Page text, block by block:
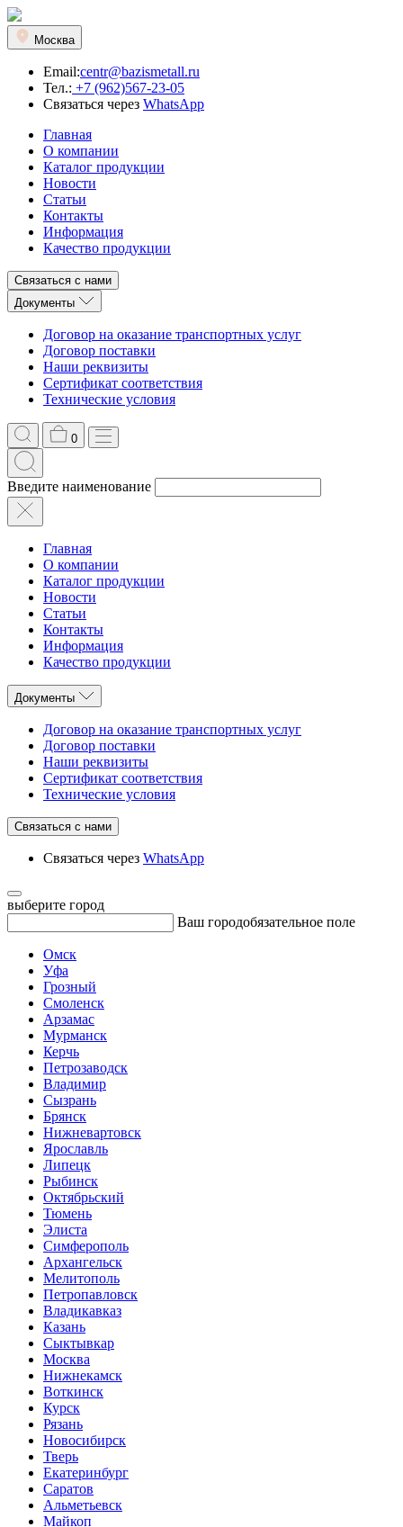
Москва
Email:centr@bazismetall.ru
Тел.: +7 (962)567-23-05
Связаться через WhatsApp
Главная
О компании
Каталог продукции
Новости
Статьи
Контакты
Информация
Качество продукции
Связаться с нами
Документы
Договор на оказание транспортных услуг
Договор поставки
Наши реквизиты
Сертификат соответствия
Технические условия
0
Введите наименование
Главная
О компании
Каталог продукции
Новости
Статьи
Контакты
Информация
Качество продукции
Документы
Договор на оказание транспортных услуг
Договор поставки
Наши реквизиты
Сертификат соответствия
Технические условия
Связаться с нами
Связаться через WhatsApp
выберите город
Ваш городобязательное поле
Омск
Уфа
Грозный
Смоленск
Арзамас
Мурманск
Керчь
Петрозаводск
Владимир
Сызрань
Брянск
Нижневартовск
Ярославль
Липецк
Рыбинск
Октябрьский
Тюмень
Элиста
Симферополь
Архангельск
Мелитополь
Петропавловск
Владикавказ
Казань
Сыктывкар
Москва
Нижнекамск
Воткинск
Курск
Рязань
Новосибирск
Тверь
Екатеринбург
Саратов
Альметьевск
Майкоп